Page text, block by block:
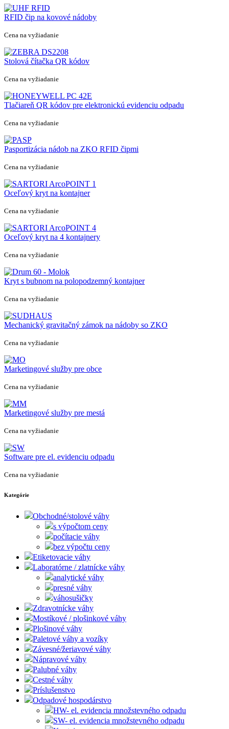
RFID čip na kovové nádoby
Cena na vyžiadanie
Stolová čítačka QR kódov
Cena na vyžiadanie
Tlačiareň QR kódov pre elektronickú evidenciu odpadu
Cena na vyžiadanie
Pasportizácia nádob na ZKO RFID čipmi
Cena na vyžiadanie
Oceľový kryt na kontajner
Cena na vyžiadanie
Oceľový kryt na 4 kontajnery
Cena na vyžiadanie
Kryt s bubnom na polopodzemný kontajner
Cena na vyžiadanie
Mechanický gravitačný zámok na nádoby so ZKO
Cena na vyžiadanie
Marketingové služby pre obce
Cena na vyžiadanie
Marketingové služby pre mestá
Cena na vyžiadanie
Software pre el. evidenciu odpadu
Cena na vyžiadanie
Kategórie
Obchodné/stolové váhy
s výpočtom ceny
počítacie váhy
bez výpočtu ceny
Etiketovacie váhy
Laboratórne / zlatnícke váhy
analytické váhy
presné váhy
váhosušičky
Zdravotnícke váhy
Mostíkové / plošinkové váhy
Plošinové váhy
Paletové váhy a vozíky
Závesné/žeriavové váhy
Nápravové váhy
Palubné váhy
Cestné váhy
Príslušenstvo
Odpadové hospodárstvo
HW- el. evidencia množstevného odpadu
SW- el. evidencia množstevného odpadu